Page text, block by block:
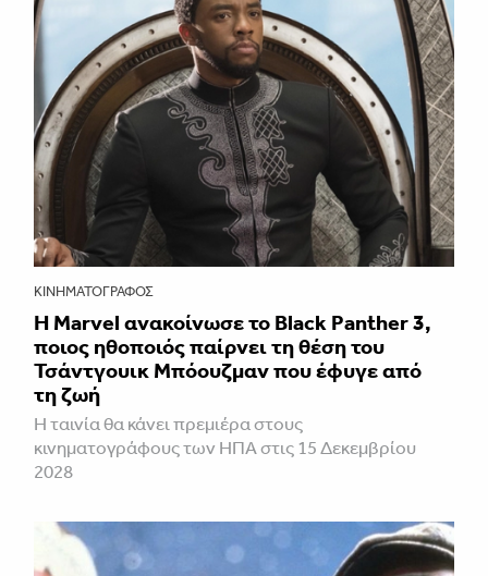
ΚΙΝΗΜΑΤΟΓΡΆΦΟΣ
Η Marvel ανακοίνωσε το Black Panther 3,
ποιος ηθοποιός παίρνει τη θέση του
Τσάντγουικ Μπόουζμαν που έφυγε από
τη ζωή
Η ταινία θα κάνει πρεμιέρα στους
κινηματογράφους των ΗΠΑ στις 15 Δεκεμβρίου
2028